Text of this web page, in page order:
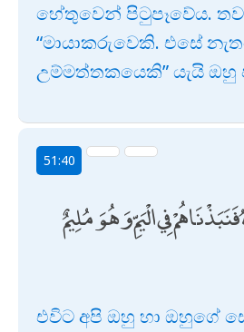
හේතුවෙන් පිටුපෑවේය.
“මායාකරුවෙකි. එසේ
උම්මත්තකයෙකි” යැයි ඔහු
51:40
فِي الْيَمِّ وَهُوَ مُلِيمٌ
එවිට අපි ඔහු හා ඔහුගේ